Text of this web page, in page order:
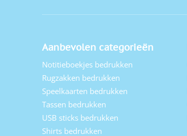
Aanbevolen categorieën
Notitieboekjes bedrukken
Rugzakken bedrukken
Speelkaarten bedrukken
Tassen bedrukken
USB sticks bedrukken
Shirts bedrukken